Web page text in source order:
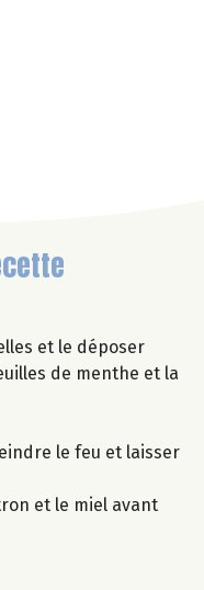
et le déposer
de menthe et la
le feu et laisser
et le miel avant